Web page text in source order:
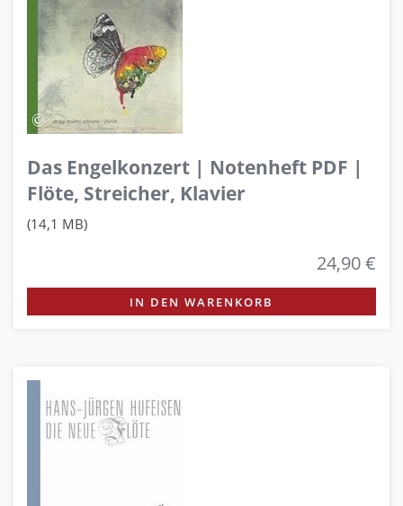
Das Engelkonzert | Notenheft PDF |
Flöte, Streicher, Klavier
(14,1 MB)
24,90 €
IN DEN WARENKORB